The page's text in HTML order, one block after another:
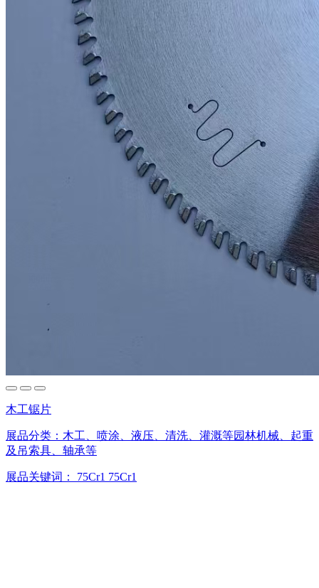
木工锯片
展品分类： 木工、喷涂、液压、清洗、灌溉等园林机械、起重
及吊索具、轴承等
展品关键词： 75Cr1 75Cr1